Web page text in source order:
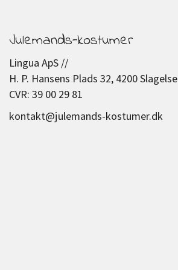
Julemands-kostumer
Lingua ApS //
H. P. Hansens Plads 32, 4200 Slagelse
CVR: 39 00 29 81
kontakt@julemands-kostumer.dk